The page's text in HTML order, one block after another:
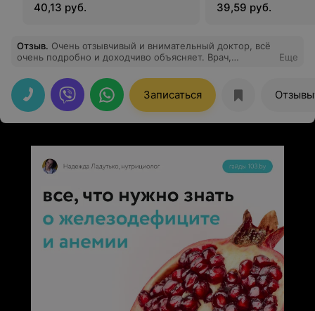
40,13 руб.
39,59 руб.
Отзыв. Очень отзывчивый и внимательный доктор, всё
очень подробно и доходчиво объясняет. Врач,
Спасибо за вашу работу и внимание.
Еще
Записаться Отзывы